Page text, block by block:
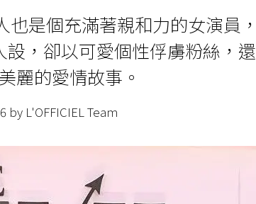
是個充滿著親和力的女演員，
，卻以可愛個性俘虜粉絲，還
麗的愛情故事。
by L'OFFICIEL Team